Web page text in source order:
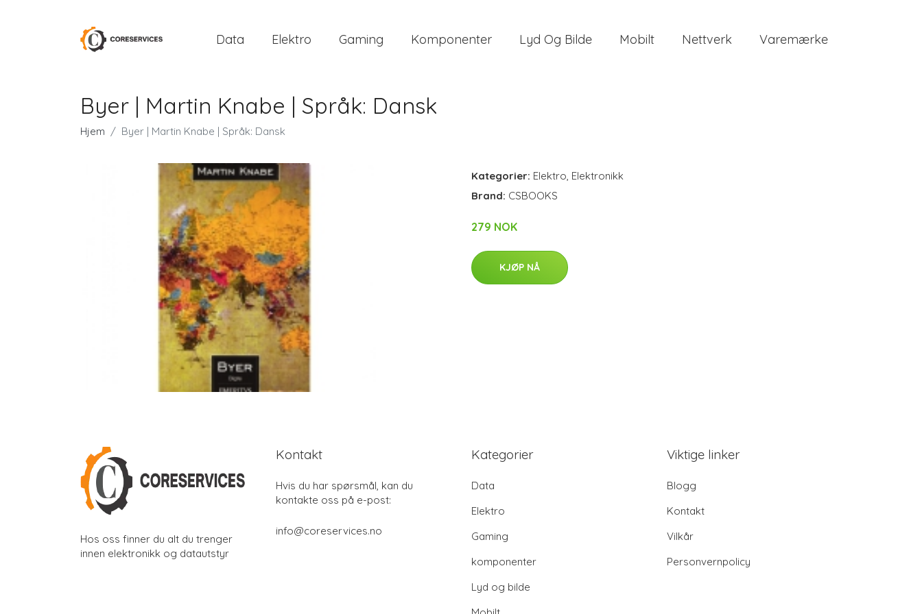
Data Elektro Gaming Komponenter Lyd Og Bilde Mobilt Nettverk Varemærke
Byer | Martin Knabe | Språk: Dansk
Hjem Byer | Martin Knabe | Språk: Dansk
Kategorier: Elektro, Elektronikk
Brand: CSBOOKS
279 NOK
KJØP NÅ
Hos oss finner du alt du trenger
innen elektronikk og datautstyr
Kontakt
Hvis du har spørsmål, kan du
kontakte oss på e-post:
info@coreservices.no
Kategorier
Data
Elektro
Gaming
komponenter
Lyd og bilde
Viktige linker
Blogg
Kontakt
Vilkår
Personvernpolicy